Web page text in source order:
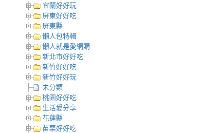
宜蘭好好玩
屏東好好吃
屏東縣
懶人包特輯
懶人就是愛網購
新北市好好吃
新竹好好吃
新竹好好玩
未分類
桃園好好吃
生活愛分享
花蓮縣
苗栗好好吃